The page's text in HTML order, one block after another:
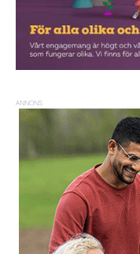
ANNONS